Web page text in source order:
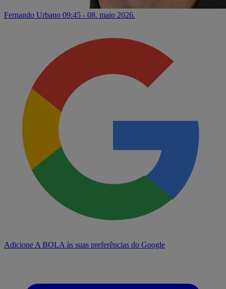
Fernando Urbano 09:45 - 08. maio 2026.
Adicione A BOLA às suas preferências do Google